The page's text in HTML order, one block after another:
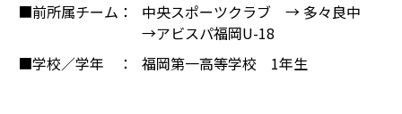
■前所属チーム：
中央スポーツクラブ → 多々良中
→アビスパ福岡U-18
■学校／学年 ：
福岡第一高等学校 1年生